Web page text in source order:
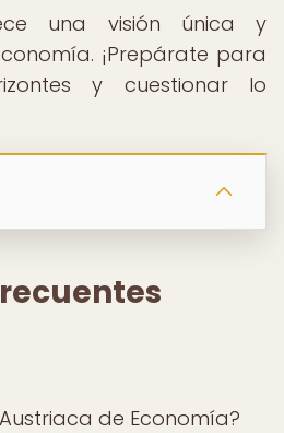
una visión única y
¡Prepárate para
y cuestionar lo
de Economía?